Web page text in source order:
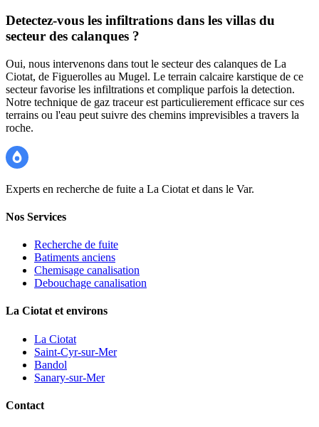
Detectez-vous les infiltrations dans les villas du
secteur des calanques ?
Oui, nous intervenons dans tout le secteur des calanques de La
Ciotat, de Figuerolles au Mugel. Le terrain calcaire karstique de ce
secteur favorise les infiltrations et complique parfois la detection.
Notre technique de gaz traceur est particulierement efficace sur ces
terrains ou l'eau peut suivre des chemins imprevisibles a travers la
roche.
Experts en recherche de fuite a La Ciotat et dans le Var.
Nos Services
Recherche de fuite
Batiments anciens
Chemisage canalisation
Debouchage canalisation
La Ciotat et environs
La Ciotat
Saint-Cyr-sur-Mer
Bandol
Sanary-sur-Mer
Contact